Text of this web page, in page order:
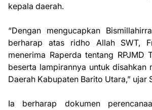
kepala daerah.
“Dengan mengucapkan
berharap atas ridho Allah SWT,
menerima Raperda tentang RPJMD
beserta lampirannya untuk disahkan
Daerah Kabupaten Barito Utara,” ujar
Ia berharap dokumen